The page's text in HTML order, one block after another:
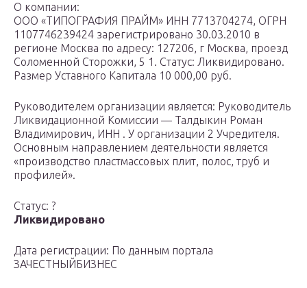
О компании:
ООО «ТИПОГРАФИЯ ПРАЙМ» ИНН 7713704274, ОГРН
1107746239424 зарегистрировано 30.03.2010 в
регионе Москва по адресу: 127206, г Москва, проезд
Соломенной Сторожки, 5 1. Статус: Ликвидировано.
Размер Уставного Капитала 10 000,00 руб.
Руководителем организации является: Руководитель
Ликвидационной Комиссии — Талдыкин Роман
Владимирович, ИНН . У организации 2 Учредителя.
Основным направлением деятельности является
«производство пластмассовых плит, полос, труб и
профилей».
Статус: ?
Ликвидировано
Дата регистрации: По данным портала
ЗАЧЕСТНЫЙБИЗНЕС